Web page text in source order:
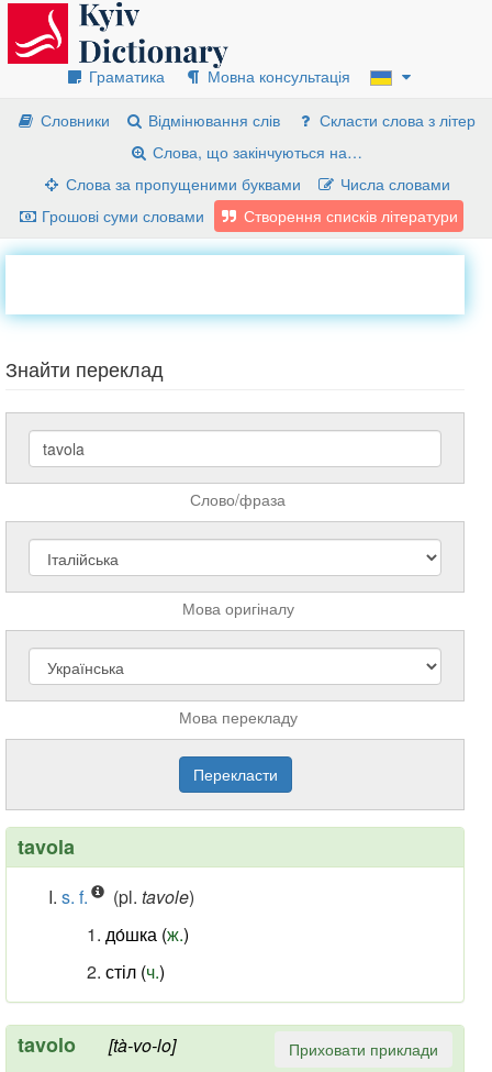
Граматика
Мовна консультація
Словники
Відмінювання слів
Скласти слова з літер
Слова, що закінчуються на…
Слова за пропущеними буквами
Числа словами
Грошові суми словами
Створення списків літератури
Знайти переклад
Слово/фраза
Мова оригіналу
Мова перекладу
tavola
s. f. (pl. tavole)
до́шка (ж.)
стіл (ч.)
tavolo [tà-vo-lo] Приховати приклади